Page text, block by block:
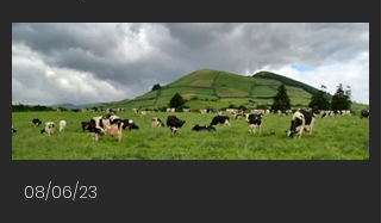
08/06/23